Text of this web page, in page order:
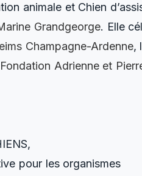
animale et Chien
Grandgeorge. Elle
Champagne-Ardenne,
Fondation Adrienne et
pour les organismes